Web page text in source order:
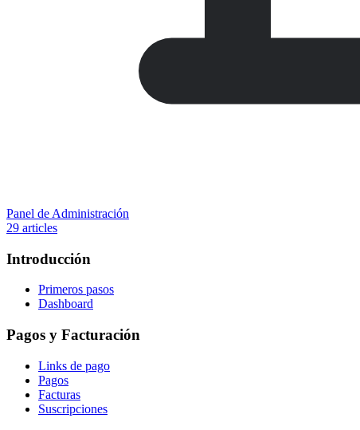
Panel de Administración
29 articles
Introducción
Primeros pasos
Dashboard
Pagos y Facturación
Links de pago
Pagos
Facturas
Suscripciones